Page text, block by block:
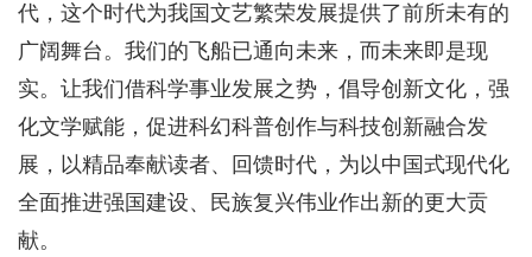
代，这个时代为我国文艺繁荣发展提供了前所未有的
广阔舞台。我们的飞船已通向未来，而未来即是现
实。让我们借科学事业发展之势，倡导创新文化，强
化文学赋能，促进科幻科普创作与科技创新融合发
展，以精品奉献读者、回馈时代，为以中国式现代化
全面推进强国建设、民族复兴伟业作出新的更大贡
献。